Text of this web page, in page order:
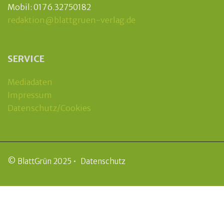
Mobil: 0176.32750182
redaktion@blattgruen-verlag.de
SERVICE
Mediadaten
Impressum
Datenschutz/Cookies
© BlattGrün 2025 • Datenschutz